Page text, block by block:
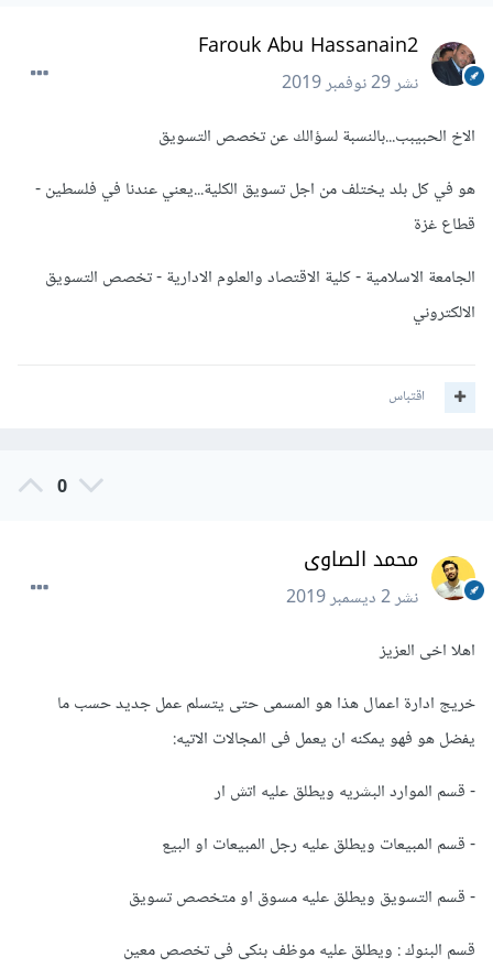
Farouk Abu Hassanain2
نشر29 نوفمبر 2019
الاخ الحبيبب...بالنسبة لسؤالك عن تخصص التسويق
هو في كل بلد يختلف من اجل تسويق الكلية...يعني عندنا في فلسطين -
قطاع غزة
الجامعة الاسلامية - كلية الاقتصاد والعلوم الادارية - تخصص التسويق
الالكتروني
اقتباس
0
محمد الصاوى
نشر2 ديسمبر 2019
اهلا اخى العزيز
خريج ادارة اعمال هذا هو المسمى حتى يتسلم عمل جديد حسب ما
يفضل هو فهو يمكنه ان يعمل فى المجالات الاتيه:
- قسم الموارد البشريه ويطلق عليه اتش ار
- قسم المبيعات ويطلق عليه رجل المبيعات او البيع
- قسم التسويق ويطلق عليه مسوق او متخصص تسويق
قسم البنوك : ويطلق عليه موظف بنكى فى تخصص معين